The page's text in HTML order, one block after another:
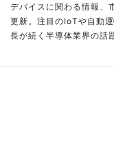
デバイスに関わる情報、
更新。注目のIoTや自動
長が続く半導体業界の話